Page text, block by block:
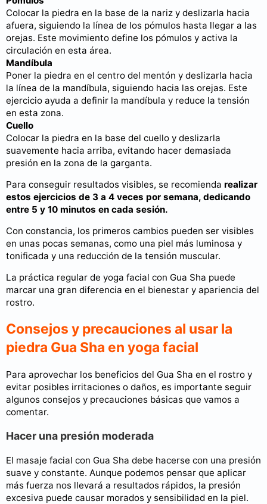
Colocar la piedra en la base de la nariz y deslizarla hacia
afuera, siguiendo la línea de los pómulos hasta llegar a las
orejas. Este movimiento define los pómulos y activa la
circulación en esta área.
Mandíbula
Poner la piedra en el centro del mentón y deslizarla hacia
la línea de la mandíbula, siguiendo hacia las orejas. Este
ejercicio ayuda a definir la mandíbula y reduce la tensión
en esta zona.
Cuello
Colocar la piedra en la base del cuello y deslizarla
suavemente hacia arriba, evitando hacer demasiada
presión en la zona de la garganta.
Para conseguir resultados visibles, se recomienda realizar
estos ejercicios de 3 a 4 veces por semana, dedicando
entre 5 y 10 minutos en cada sesión.
Con constancia, los primeros cambios pueden ser visibles
en unas pocas semanas, como una piel más luminosa y
tonificada y una reducción de la tensión muscular.
La práctica regular de yoga facial con Gua Sha puede
marcar una gran diferencia en el bienestar y apariencia del
rostro.
Consejos y precauciones al usar la
piedra Gua Sha en yoga facial
Para aprovechar los beneficios del Gua Sha en el rostro y
evitar posibles irritaciones o daños, es importante seguir
algunos consejos y precauciones básicas que vamos a
comentar.
Hacer una presión moderada
El masaje facial con Gua Sha debe hacerse con una presión
suave y constante. Aunque podemos pensar que aplicar
más fuerza nos llevará a resultados rápidos, la presión
excesiva puede causar morados y sensibilidad en la piel.